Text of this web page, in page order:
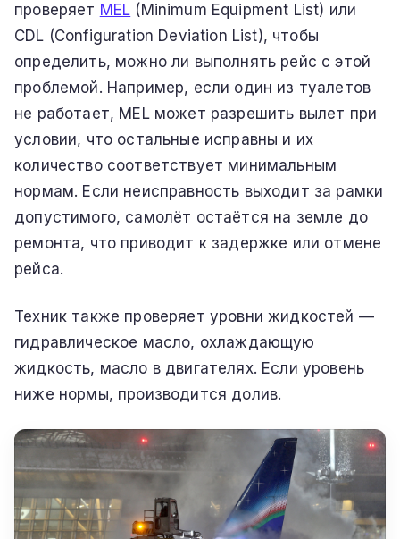
проверяет MEL (Minimum Equipment List) или
CDL (Configuration Deviation List), чтобы
определить, можно ли выполнять рейс с этой
проблемой. Например, если один из туалетов
не работает, MEL может разрешить вылет при
условии, что остальные исправны и их
количество соответствует минимальным
нормам. Если неисправность выходит за рамки
допустимого, самолёт остаётся на земле до
ремонта, что приводит к задержке или отмене
рейса.
Техник также проверяет уровни жидкостей —
гидравлическое масло, охлаждающую
жидкость, масло в двигателях. Если уровень
ниже нормы, производится долив.